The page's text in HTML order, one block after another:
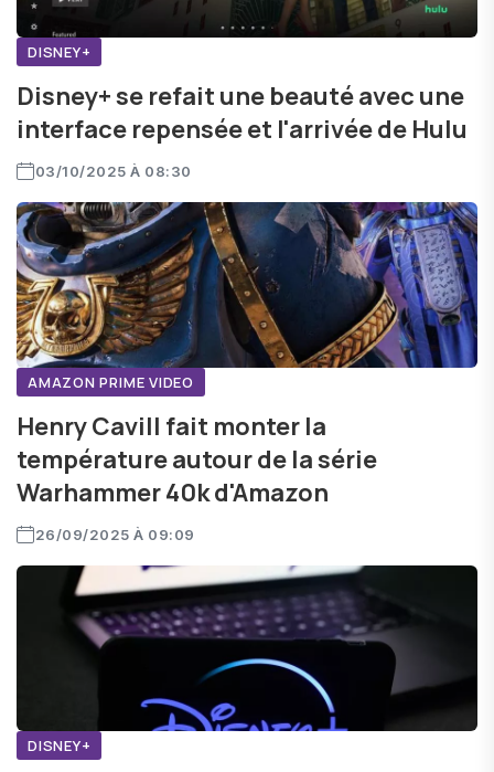
DISNEY+
Disney+ se refait une beauté avec une
interface repensée et l'arrivée de Hulu
03/10/2025 À 08:30
AMAZON PRIME VIDEO
Henry Cavill fait monter la
température autour de la série
Warhammer 40k d'Amazon
26/09/2025 À 09:09
DISNEY+